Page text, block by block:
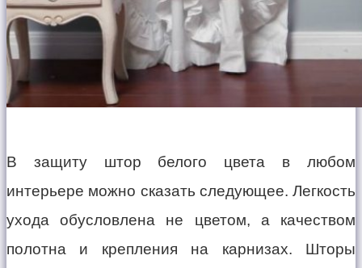
В защиту штор белого цвета в любом
интерьере можно сказать следующее. Легкость
ухода обусловлена не цветом, а качеством
полотна и крепления на карнизах. Шторы